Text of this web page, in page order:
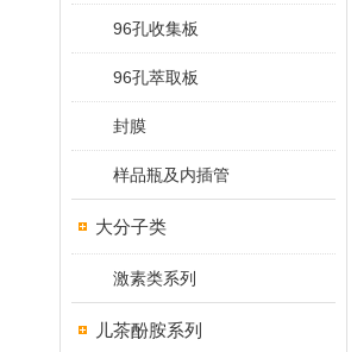
96孔收集板
96孔萃取板
封膜
样品瓶及内插管
大分子类
激素类系列
儿茶酚胺系列